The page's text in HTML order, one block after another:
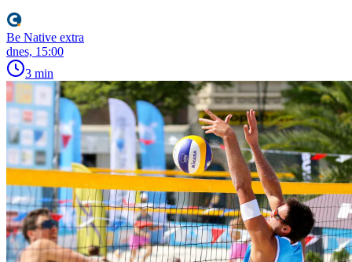
Be Native extra
dnes, 15:00
3 min